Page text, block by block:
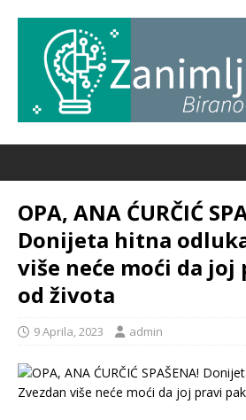
OPA, ANA ĆURČIĆ
Donijeta hitna
više neće moći da joj
od života
9 Aprila, 2023 admin